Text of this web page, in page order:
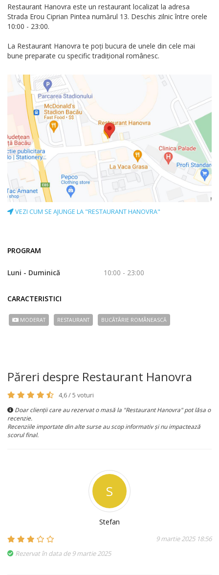
Restaurant Hanovra este un restaurant localizat la adresa
Strada Erou Ciprian Pintea numărul 13. Deschis zilnic între orele
10:00 - 23:00.
La Restaurant Hanovra te poți bucura de unele din cele mai
bune preparate cu specific tradițional românesc.
VEZI CUM SE AJUNGE LA "RESTAURANT HANOVRA"
PROGRAM
Luni - Duminică 10:00 - 23:00
CARACTERISTICI
MODERAT RESTAURANT BUCÃTÃRIE ROMÂNEASCĂ
Păreri despre Restaurant Hanovra
4,6 / 5 voturi
Doar clienții care au rezervat o masă la "Restaurant Hanovra" pot lăsa o
recenzie.
Recenziile importate din alte surse au scop informativ și nu impactează
scorul final.
S
Stefan
9 martie 2025 18:56
Rezervat în data de 9 martie 2025